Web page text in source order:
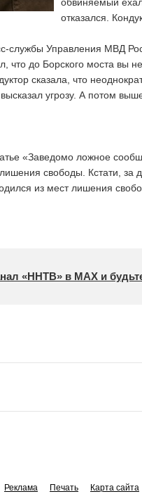
отказался.
службы Управления МВД
что до Борского моста вы
сказала, что
угрозу. А потом
«Заведомо ложное
свободы. Кстати, за
из мест лишения
«ННТВ» в МАХ и
Реклама Печать Карта сайта